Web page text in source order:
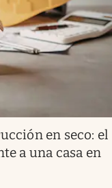
en seco: el
a una casa en